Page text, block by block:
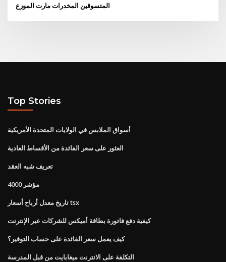
المتسوقين المخدرات مارت الموزع
Top Stories
أسواق الملابس في الولايات المتحدة الأمريكية
العثور على سعر الفائدة من الأقساط العادية
تعريف شبه العقد
مؤشر 4000
تاريخ معدل أرباح أسعار tsx
كيفية دفع فاتورة بطاقة أميكس للشركات عبر الإنترنت
كيف يعمل سعر الفائدة على حساب التوفير؟
التكلفة على الانترنت ميغابايت من قبل المدرسة